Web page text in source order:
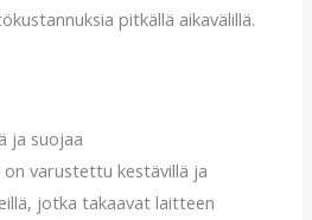
pitkällä aikavälillä.
ja suojaa
on varustettu kestävillä ja
jotka takaavat laitteen